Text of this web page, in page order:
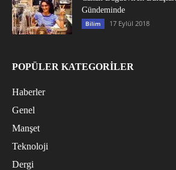
Gündeminde
Bilim 17 Eylül 2018
POPÜLER KATEGORİLER
Haberler
Genel
Manşet
Teknoloji
Dergi